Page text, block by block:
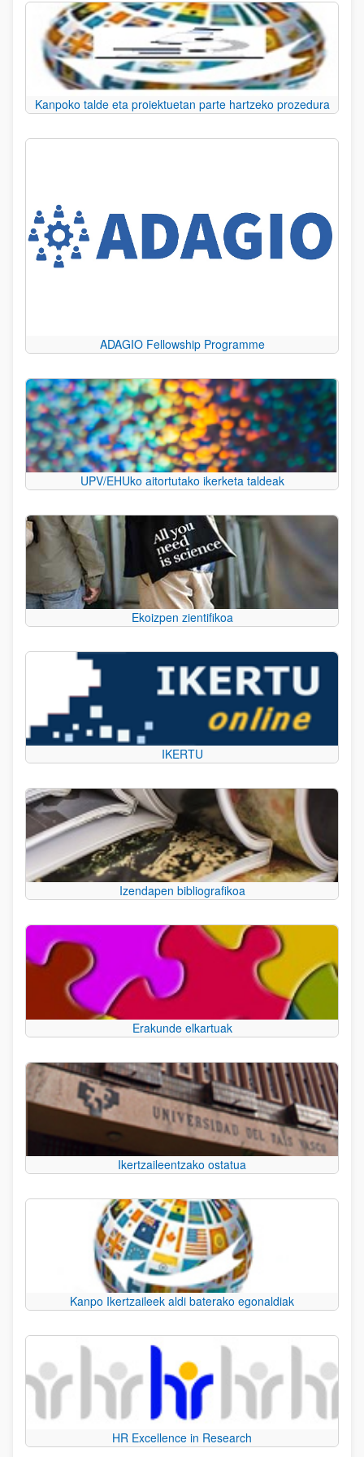
Kanpoko talde eta proiektuetan parte hartzeko prozedura
ADAGIO Fellowship Programme
UPV/EHUko aitortutako ikerketa taldeak
Ekoizpen zientifikoa
IKERTU
Izendapen bibliografikoa
Erakunde elkartuak
Ikertzaileentzako ostatua
Kanpo Ikertzaileek aldi baterako egonaldiak
HR Excellence in Research